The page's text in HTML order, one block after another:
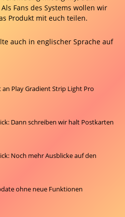
Fans des Systems wollen wir
Produkt mit euch teilen.
auch in englischer Sprache auf
Play Gradient Strip Light Pro
Dann schreiben wir halt Postkarten
Noch mehr Ausblicke auf den
ohne neue Funktionen